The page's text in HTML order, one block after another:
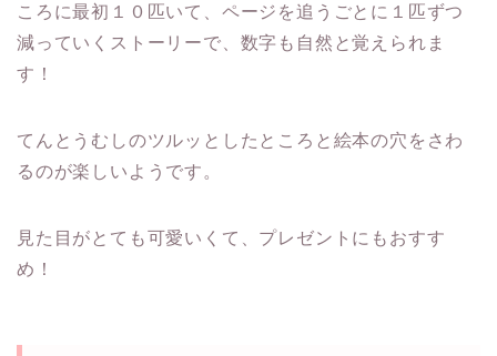
ころに最初１０匹いて、ページを追うごとに１匹ずつ
減っていくストーリーで、数字も自然と覚えられま
す！
てんとうむしのツルッとしたところと絵本の穴をさわ
るのが楽しいようです。
見た目がとても可愛いくて、プレゼントにもおすす
め！